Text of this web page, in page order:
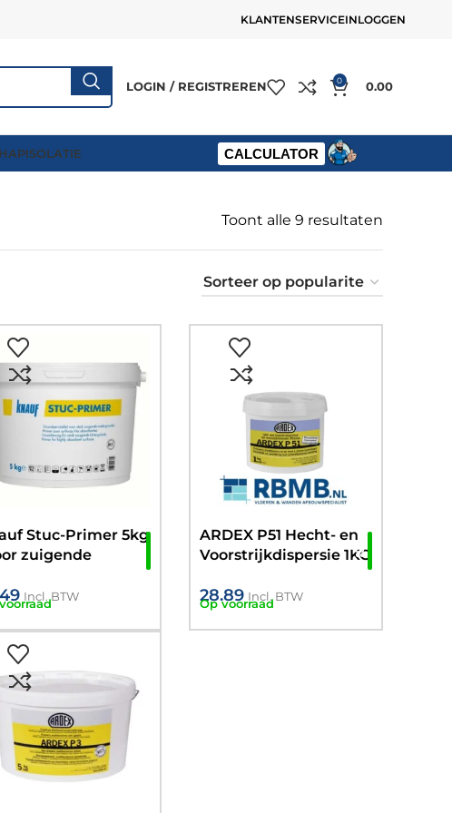
KLANTENSERVICEINLOGGEN
LOGIN / REGISTREREN 0 0.00
ISOLATIE CALCULATOR
Toont alle 9 resultaten
Stuc-Primer 5kg
zuigende
Incl. BTW
ARDEX P51 Hecht- en
Voorstrijkdispersie 1KG
28.89 Incl. BTW
Op voorraad